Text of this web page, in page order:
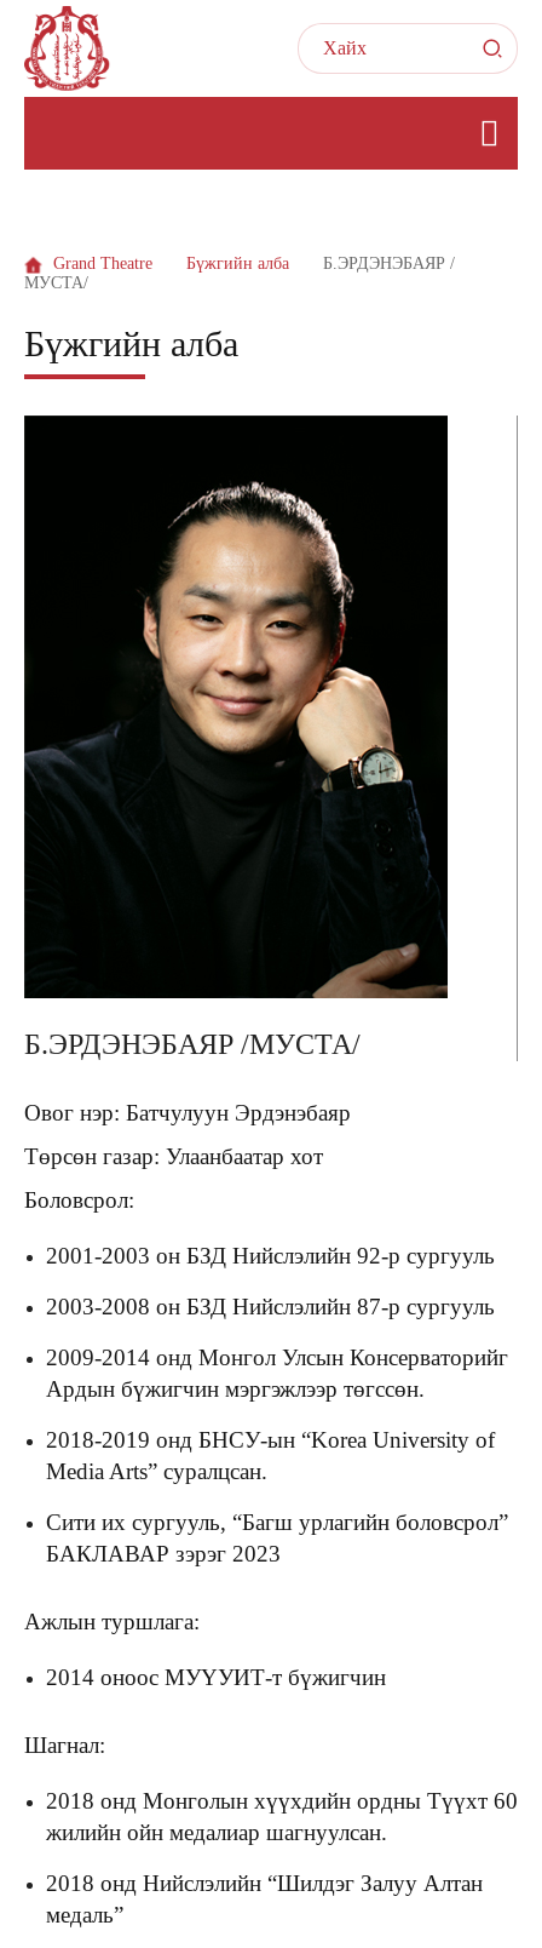
Grand Theatre Бүжгийн алба
Б.ЭРДЭНЭБАЯР /
МУСТА/
Бүжгийн алба
Б.ЭРДЭНЭБАЯР /МУСТА/
Овог нэр: Батчулуун Эрдэнэбаяр
Төрсөн газар: Улаанбаатар хот
Боловсрол:
2001-2003 он БЗД Нийслэлийн 92-р сургууль
2003-2008 он БЗД Нийслэлийн 87-р сургууль
2009-2014 онд Монгол Улсын Консерваторийг
Ардын бүжигчин мэргэжлээр төгссөн.
2018-2019 онд БНСУ-ын “Korea University of
Media Arts” суралцсан.
Сити их сургууль, “Багш урлагийн боловсрол”
БАКЛАВАР зэрэг 2023
Ажлын туршлага:
2014 оноос МУҮУИТ-т бүжигчин
Шагнал:
2018 онд Монголын хүүхдийн ордны Түүхт 60
жилийн ойн медалиар шагнуулсан.
2018 онд Нийслэлийн “Шилдэг Залуу Алтан
медаль”